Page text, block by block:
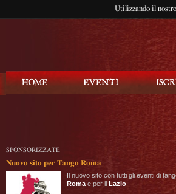
Utilizzando il
SPONSORIZZATE
Nuovo sito per Tango Roma
Il nuovo sito con tutti gli eventi di
Roma e per il Lazio